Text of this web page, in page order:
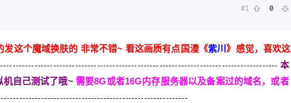
#1 0
发这个魔域换肤的 非常不错~ 看这画质有点国漫《紫川 》感觉，喜欢这
本
机自己测试了哦~ 需要8G或者16G内存服务器以及备案过的域名，或者